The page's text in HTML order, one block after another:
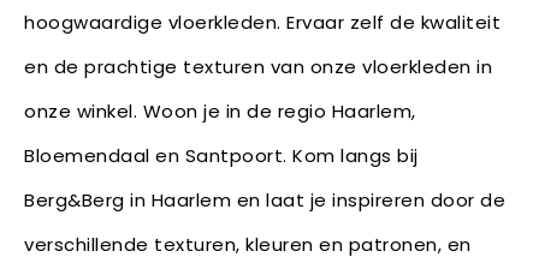
hoogwaardige vloerkleden. Ervaar zelf de kwaliteit
en de prachtige texturen van onze vloerkleden in
onze winkel. Woon je in de regio Haarlem,
Bloemendaal en Santpoort. Kom langs bij
Berg&Berg in Haarlem en laat je inspireren door de
verschillende texturen, kleuren en patronen, en